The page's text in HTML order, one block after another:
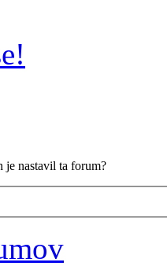
nastavil ta forum?